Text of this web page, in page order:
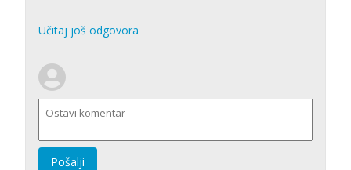
Učitaj još odgovora
Pošalji